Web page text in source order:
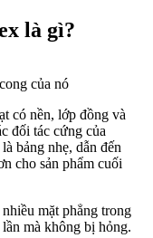
là gì?
của nó
có nền, lớp đồng và
đối tác cứng của
bảng nhẹ, dẫn đến
cho sản phẩm cuối
mặt phẳng trong
mà không bị hỏng.